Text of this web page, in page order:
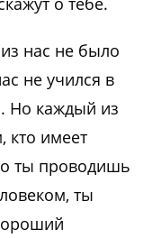
нас не было
не учился в
Но каждый из
кто имеет
ты проводишь
ты